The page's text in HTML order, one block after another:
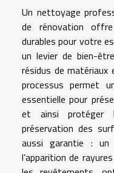
Un nettoyage
de rénovation
durables pour votre
un levier de bien-
résidus de matériaux
processus permet
essentielle pour
et ainsi protéger
préservation des
aussi garantie : un
l’apparition de